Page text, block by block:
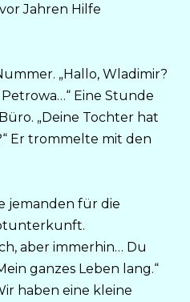
Jahren Hilfe
„Hallo, Wladimir?
Eine Stunde
„Deine Tochter hat
Er trommelte mit den
jemanden für die
aber immerhin… Du
ganzes Leben lang.“
haben eine kleine